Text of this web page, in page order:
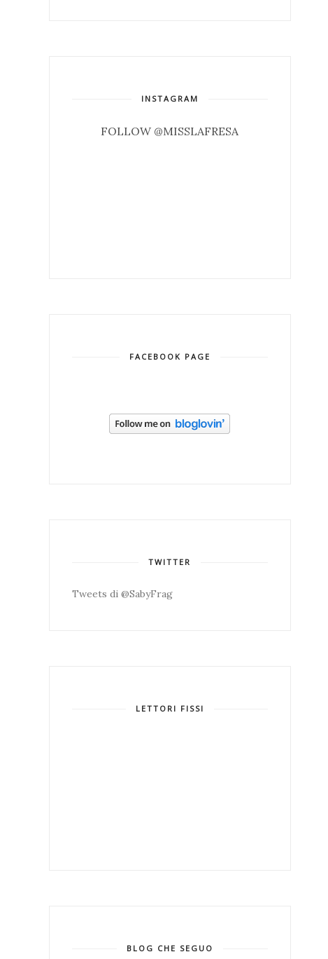
INSTAGRAM
FOLLOW @MISSLAFRESA
FACEBOOK PAGE
TWITTER
Tweets di @SabyFrag
LETTORI FISSI
BLOG CHE SEGUO